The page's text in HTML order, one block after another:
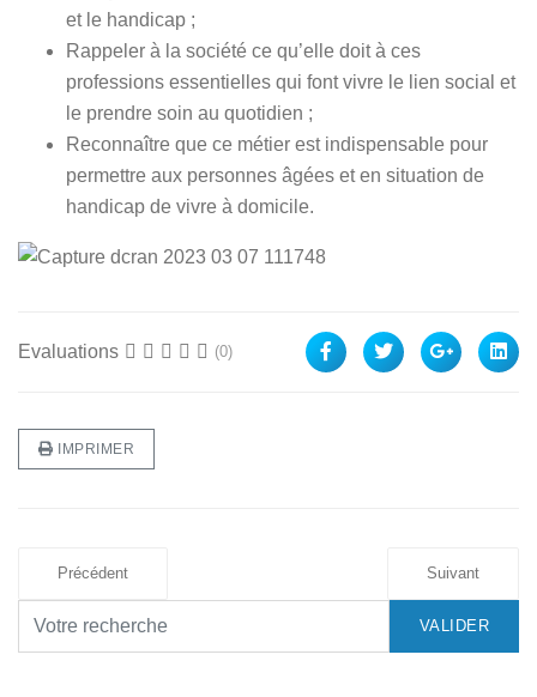
et le handicap ;
Rappeler à la société ce qu’elle doit à ces
professions essentielles qui font vivre le lien social et
le prendre soin au quotidien ;
Reconnaître que ce métier est indispensable pour
permettre aux personnes âgées et en situation de
handicap de vivre à domicile.
Evaluations (0)
IMPRIMER
Précédent Suivant
VALIDER